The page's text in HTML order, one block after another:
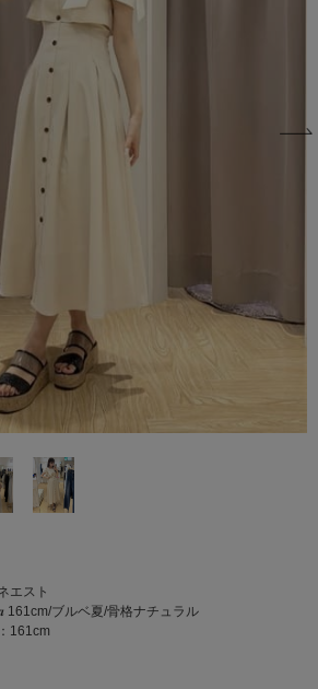
エスト
161cm/ブルベ夏/骨格ナチュラル
161cm